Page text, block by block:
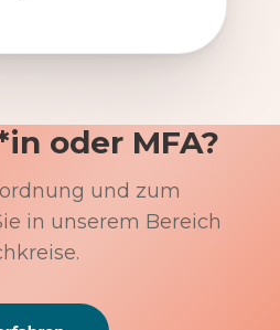
oder MFA?
und zum
in unserem Bereich